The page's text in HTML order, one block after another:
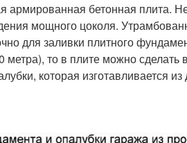
армированная бетонная плита.
мощного цоколя.
для заливки плитного
метра), то в плите можно
которая изготавливается